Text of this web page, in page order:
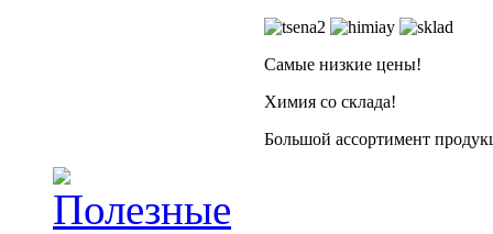
Самые низкие цены!
Химия со склада!
Большой ассортимент